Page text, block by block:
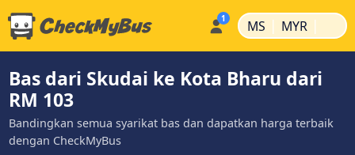
MS | MYR |
Bas dari Skudai ke Kota Bharu dari
RM 103
Bandingkan semua syarikat bas dan dapatkan harga terbaik
dengan CheckMyBus